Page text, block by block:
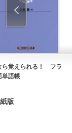
ら覚えられる！ フラ
単語帳
紙版